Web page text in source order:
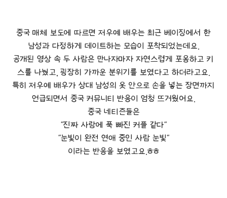
중국 매체 보도에 따르면 저우예 배우는 최근 베이징에서 한
남성과 다정하게 데이트하는 모습이 포착되었는데요.
공개된 영상 속 두 사람은 만나자마자 자연스럽게 포옹하고 키
스를 나눴고, 굉장히 가까운 분위기를 보였다고 하더라고요.
특히 저우예 배우가 상대 남성의 옷 안으로 손을 넣는 장면까지
언급되면서 중국 커뮤니티 반응이 엄청 뜨거웠어요.
중국 네티즌들은
"진짜 사랑에 푹 빠진 커플 같다"
"눈빛이 완전 연애 중인 사람 눈빛"
이라는 반응을 보였고요.ㅎㅎ